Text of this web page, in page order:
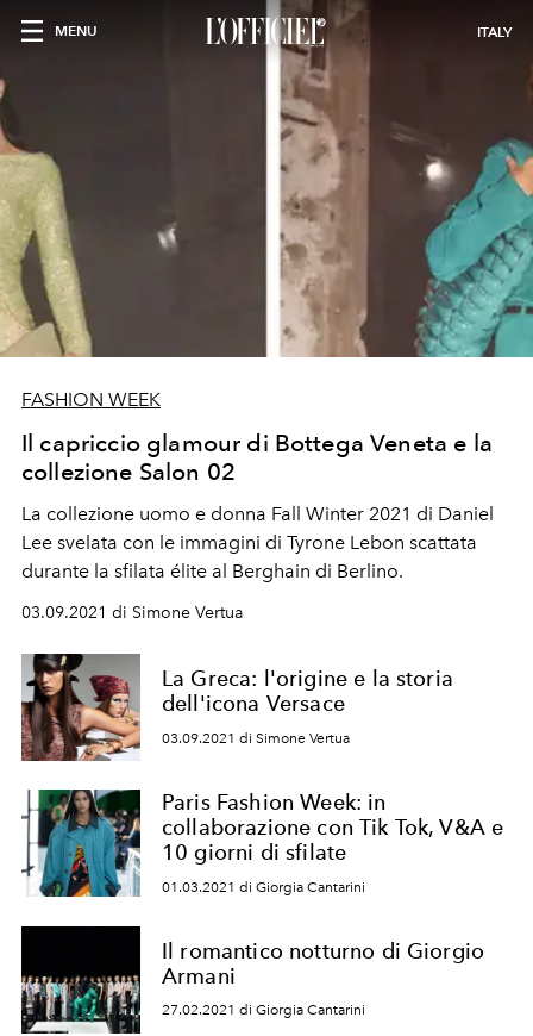
MENU ITALY
FASHION WEEK
Il capriccio glamour di Bottega Veneta e la
collezione Salon 02
La collezione uomo e donna Fall Winter 2021 di Daniel
Lee svelata con le immagini di Tyrone Lebon scattata
durante la sfilata élite al Berghain di Berlino.
03.09.2021 di Simone Vertua
La Greca: l'origine e la storia
dell'icona Versace
03.09.2021 di Simone Vertua
Paris Fashion Week: in
collaborazione con Tik Tok, V&A e
10 giorni di sfilate
01.03.2021 di Giorgia Cantarini
Il romantico notturno di Giorgio
Armani
27.02.2021 di Giorgia Cantarini